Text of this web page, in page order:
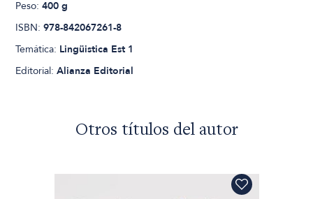
Peso:400 g
ISBN:978-842067261-8
Temática: Lingüistica Est 1
Editorial:Alianza Editorial
Otros títulos del autor